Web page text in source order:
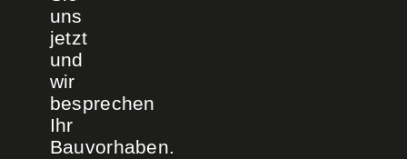
uns
jetzt
und
wir
besprechen
Ihr
Bauvorhaben.